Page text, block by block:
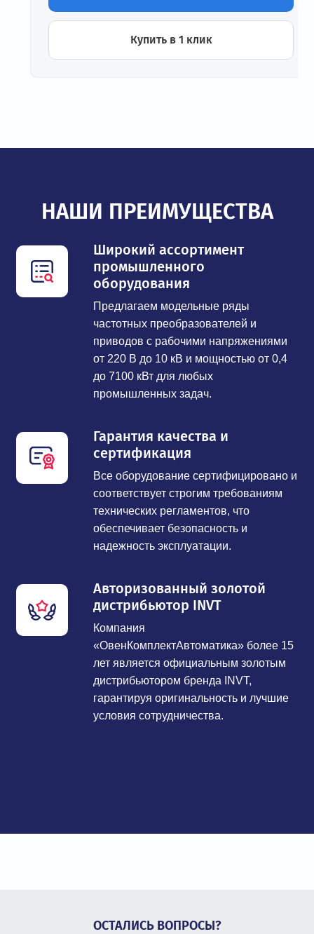
Купить в 1 клик
НАШИ ПРЕИМУЩЕСТВА
Широкий ассортимент
промышленного
оборудования
Предлагаем модельные ряды
частотных преобразователей и
приводов с рабочими напряжениями
от 220 В до 10 кВ и мощностью от 0,4
до 7100 кВт для любых
промышленных задач.
Гарантия качества и
сертификация
Все оборудование сертифицировано и
соответствует строгим требованиям
технических регламентов, что
обеспечивает безопасность и
надежность эксплуатации.
Авторизованный золотой
дистрибьютор INVT
Компания
«ОвенКомплектАвтоматика» более 15
лет является официальным золотым
дистрибьютором бренда INVT,
гарантируя оригинальность и лучшие
условия сотрудничества.
ОСТАЛИСЬ ВОПРОСЫ?